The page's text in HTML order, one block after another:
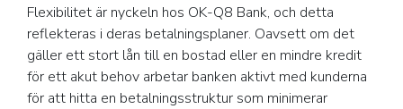
Flexibilitet är nyckeln hos OK-Q8 Bank, och detta
reflekteras i deras betalningsplaner. Oavsett om det
gäller ett stort lån till en bostad eller en mindre kredit
för ett akut behov arbetar banken aktivt med kunderna
för att hitta en betalningsstruktur som minimerar